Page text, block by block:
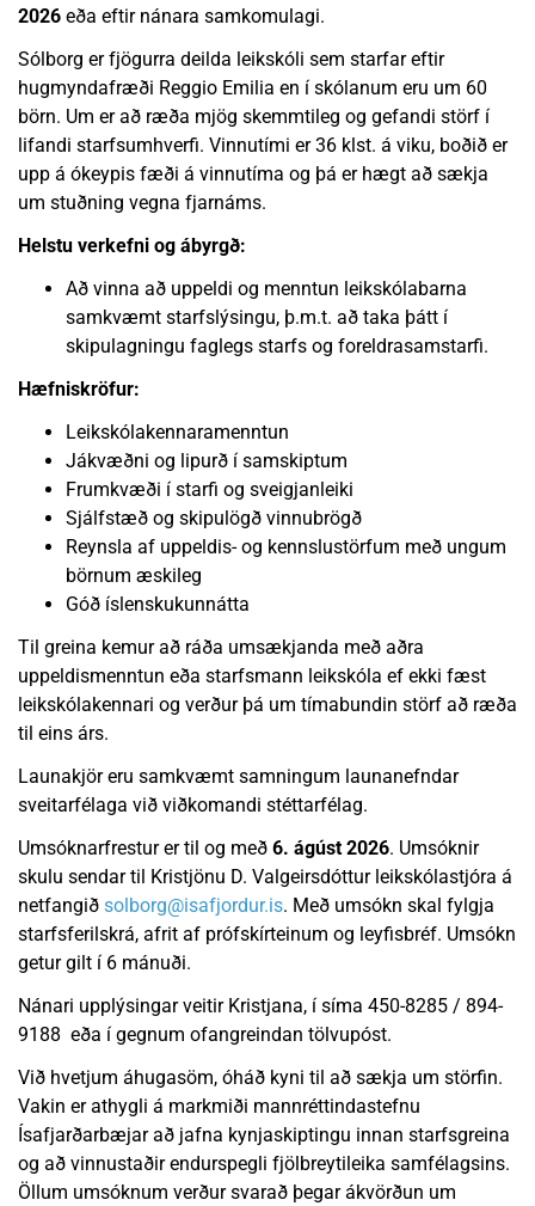
2026 eða eftir nánara samkomulagi.
Sólborg er fjögurra deilda leikskóli sem starfar eftir
hugmyndafræði Reggio Emilia en í skólanum eru um 60
börn. Um er að ræða mjög skemmtileg og gefandi störf í
lifandi starfsumhverfi. Vinnutími er 36 klst. á viku, boðið er
upp á ókeypis fæði á vinnutíma og þá er hægt að sækja
um stuðning vegna fjarnáms.
Helstu verkefni og ábyrgð:
Að vinna að uppeldi og menntun leikskólabarna
samkvæmt starfslýsingu, þ.m.t. að taka þátt í
skipulagningu faglegs starfs og foreldrasamstarfi.
Hæfniskröfur:
Leikskólakennaramenntun
Jákvæðni og lipurð í samskiptum
Frumkvæði í starfi og sveigjanleiki
Sjálfstæð og skipulögð vinnubrögð
Reynsla af uppeldis- og kennslustörfum með ungum
börnum æskileg
Góð íslenskukunnátta
Til greina kemur að ráða umsækjanda með aðra
uppeldismenntun eða starfsmann leikskóla ef ekki fæst
leikskólakennari og verður þá um tímabundin störf að ræða
til eins árs.
Launakjör eru samkvæmt samningum launanefndar
sveitarfélaga við viðkomandi stéttarfélag.
Umsóknarfrestur er til og með 6. ágúst 2026. Umsóknir
skulu sendar til Kristjönu D. Valgeirsdóttur leikskólastjóra á
netfangið solborg@isafjordur.is. Með umsókn skal fylgja
starfsferilskrá, afrit af prófskírteinum og leyfisbréf. Umsókn
getur gilt í 6 mánuði.
Nánari upplýsingar veitir Kristjana, í síma 450-8285 / 894-
9188 eða í gegnum ofangreindan tölvupóst.
Við hvetjum áhugasöm, óháð kyni til að sækja um störfin.
Vakin er athygli á markmiði mannréttindastefnu
Ísafjarðarbæjar að jafna kynjaskiptingu innan starfsgreina
og að vinnustaðir endurspegli fjölbreytileika samfélagsins.
Öllum umsóknum verður svarað þegar ákvörðun um